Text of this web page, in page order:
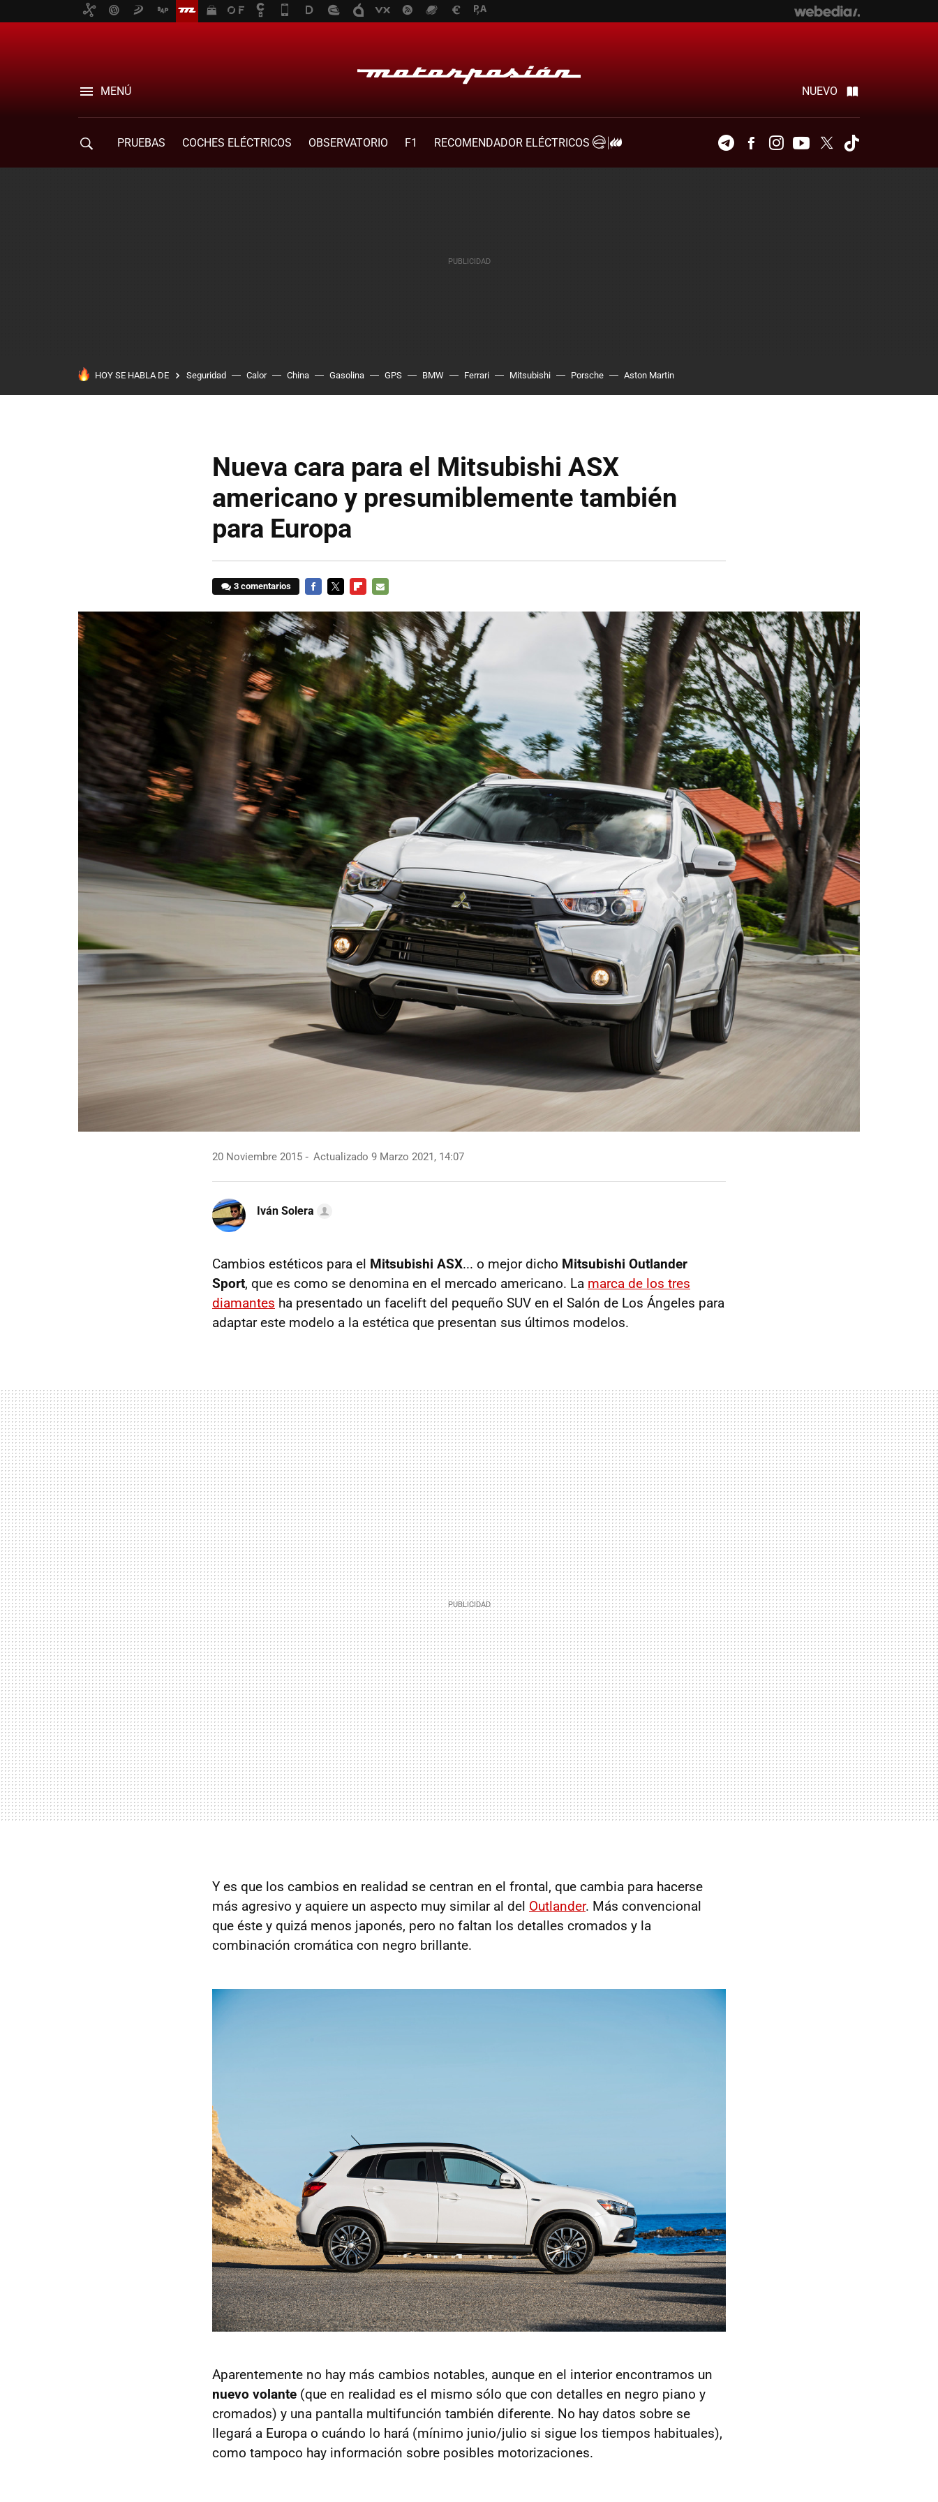
MENÚ NUEVO
PRUEBAS COCHES ELÉCTRICOS OBSERVATORIO F1
RECOMENDADOR ELÉCTRICOS
TelegramFacebookInstagramYoutubeTwitter
HOY SE HABLA DE Seguridad Calor China Gasolina GPS BMW Ferrari Mitsubishi Porsche Aston Martin
Nueva cara para el Mitsubishi ASX
americano y presumiblemente también
para Europa
3 comentarios
MAIL
20 Noviembre 2015 Actualizado 9 Marzo 2021, 14:07
Iván Solera
Cambios estéticos para el Mitsubishi ASX... o mejor dicho Mitsubishi Outlander
Sport, que es como se denomina en el mercado americano. La marca de los tres
diamantes ha presentado un facelift del pequeño SUV en el Salón de Los Ángeles para
adaptar este modelo a la estética que presentan sus últimos modelos.
Y es que los cambios en realidad se centran en el frontal, que cambia para hacerse
más agresivo y aquiere un aspecto muy similar al del Outlander. Más convencional
que éste y quizá menos japonés, pero no faltan los detalles cromados y la
combinación cromática con negro brillante.
Aparentemente no hay más cambios notables, aunque en el interior encontramos un
nuevo volante (que en realidad es el mismo sólo que con detalles en negro piano y
cromados) y una pantalla multifunción también diferente. No hay datos sobre se
llegará a Europa o cuándo lo hará (mínimo junio/julio si sigue los tiempos habituales),
como tampoco hay información sobre posibles motorizaciones.